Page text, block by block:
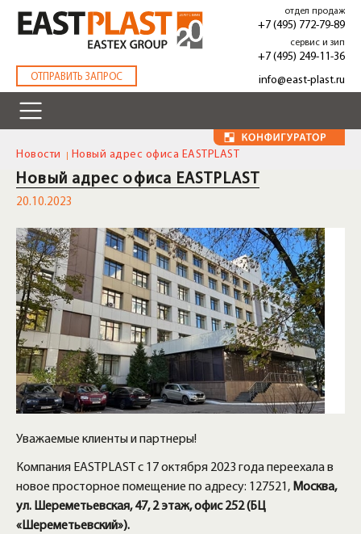
основному
содержанию
ОТПРАВИТЬ ЗАПРОС
отдел продаж
+7 (495) 772-79-89
сервис и зип
+7 (495) 249-11-36
info@east-plast.ru
Новости Новый адрес офиса EASTPLAST
Новый адрес офиса EASTPLAST
20.10.2023
Уважаемые клиенты и партнеры!
Компания EASTPLAST с 17 октября 2023 года переехала в
новое просторное помещение по адресу: 127521, Москва,
ул. Шереметьевская, 47, 2 этаж, офис 252 (БЦ
«Шереметьевский»).